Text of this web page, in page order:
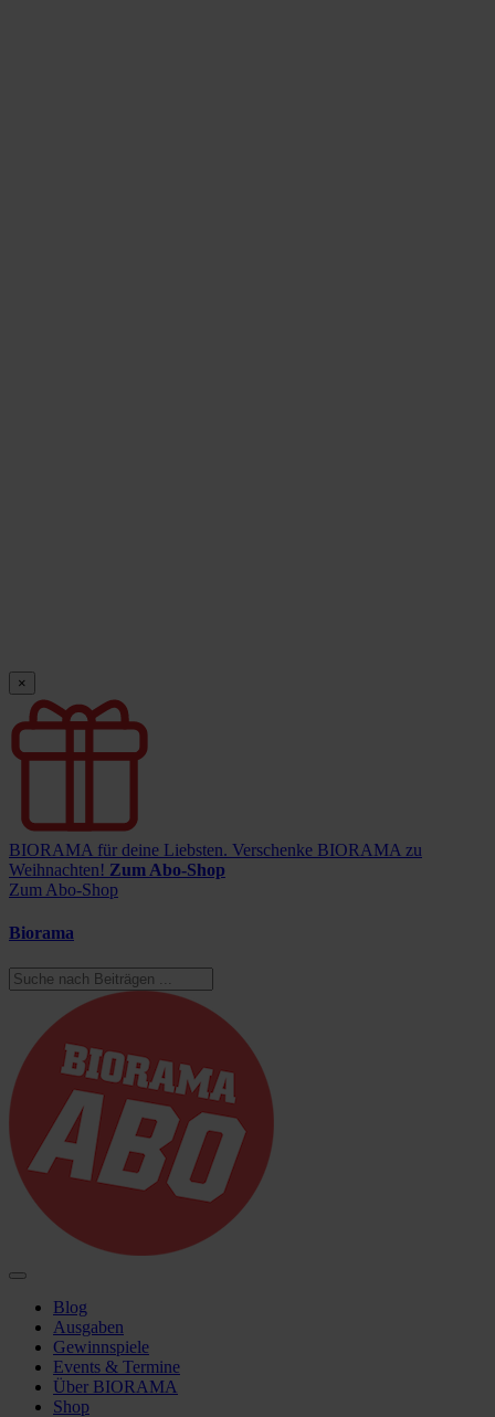
×
BIORAMA für deine Liebsten. Verschenke BIORAMA zu
Weihnachten! Zum Abo-Shop
Zum Abo-Shop
Biorama
Blog
Ausgaben
Gewinnspiele
Events & Termine
Über BIORAMA
Shop